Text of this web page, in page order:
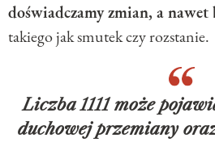
doświadczamy zmian, a
takiego jak smutek czy rozstanie.
Liczba 1111 może
duchowej przemiany